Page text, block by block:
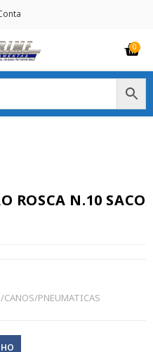
ROSCA N.10 SACO
PNEUMATICAS